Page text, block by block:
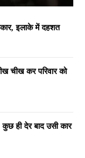
इलाके में दहशत
चीख कर परिवार को
कुछ ही देर बाद उसी कार